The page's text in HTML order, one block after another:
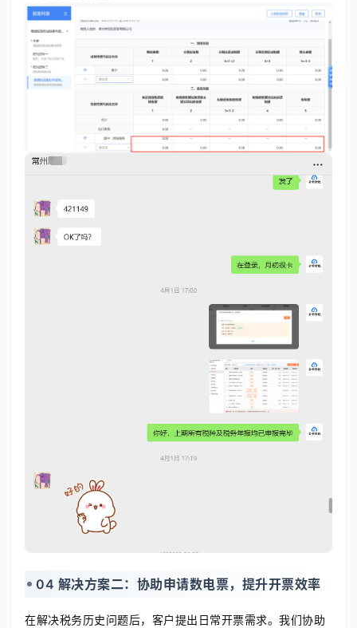
04 解决方案二：协助申请数电票，提升开票效率
在解决税务历史问题后，客户提出日常开票需求。我们协助